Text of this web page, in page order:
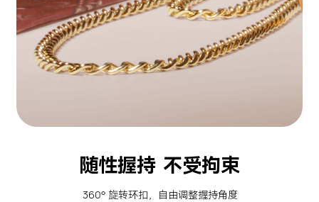
随性握持 不受拘束
360° 旋转环扣，自由调整握持角度